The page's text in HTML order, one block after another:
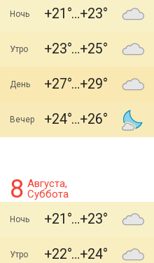
Ночь +21 +23
Утро +23 +25
День +27 +29
Вечер +24 +26
8 Августа,
Суббота
Ночь +21 +23
Утро +22 +24